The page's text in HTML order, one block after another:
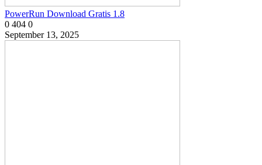
PowerRun Download Gratis 1.8
0 404 0
September 13, 2025